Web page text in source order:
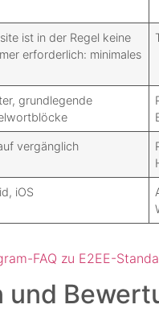
ist in der Regel keine
erforderlich: minimales
grundlegende
vergänglich
iOS
FAQ zu E2EE-